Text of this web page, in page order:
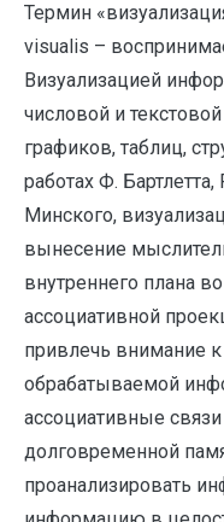
Термин
visualis –
Визуализацией
числовой и
графиков, таблиц,
работах Ф.
Минского,
вынесение
внутреннего плана
ассоциативной
привлечь внимание
обрабатываемой
ассоциативные
долговременной
проанализировать